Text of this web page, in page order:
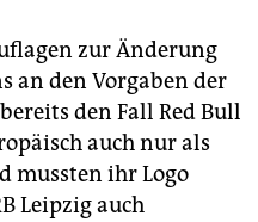
zur Änderung
an den Vorgaben der
den Fall Red Bull
auch nur als
mussten ihr Logo
Leipzig auch